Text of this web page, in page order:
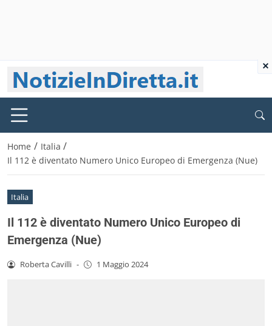
Home / Italia /
Il 112 è diventato Numero Unico Europeo di Emergenza (Nue)
Italia
Il 112 è diventato Numero Unico Europeo di
Emergenza (Nue)
Roberta Cavilli - 1 Maggio 2024
×